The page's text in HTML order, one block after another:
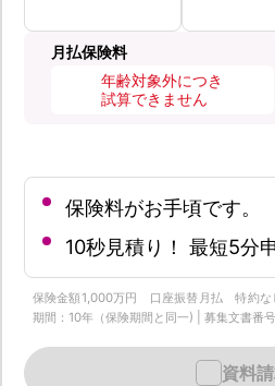
月払保険料
年齢対象外につき
試算できません
保険料がお手頃です。
10秒見積り！ 最短5分
保険金額1,000万円 口座振替月払 特約な
期間：10年（保険期間と同一) | 募集文書
資料